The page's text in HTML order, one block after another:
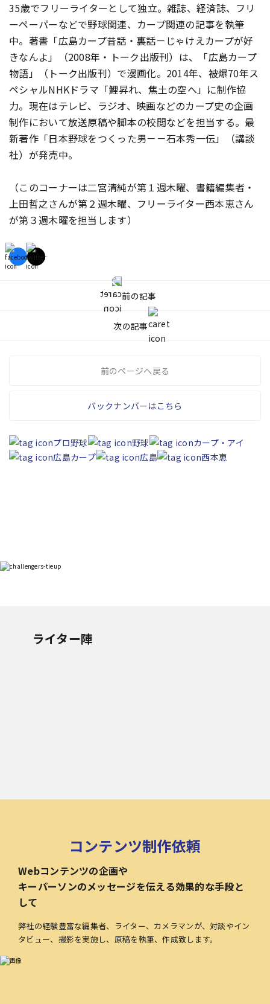
35歳でフリーライターとして独立。雑誌、経済誌、フリ
ーペーパーなどで野球関連、カープ関連の記事を執筆
中。著書「広島カープ昔話・裏話－じゃけえカープが好
きなんよ」（2008年・トーク出版刊）は、「広島カープ
物語」（トーク出版刊）で漫画化。2014年、被爆70年ス
ペシャルNHKドラマ「鯉昇れ、焦土の空へ」に制作協
力。現在はテレビ、ラジオ、映画などのカープ史の企画
制作において放送原稿や脚本の校閲などを担当する。最
新著作「日本野球をつくった男－－石本秀一伝」（講談
社）が発売中。
（このコーナーは二宮清純が第１週木曜、書籍編集者・
上田哲之さんが第２週木曜、フリーライター西本恵さん
が第３週木曜を担当します）
前の記事
次の記事
前のページへ戻る
バックナンバーはこちら
プロ野球 野球
カープ・アイ
広島カープ
広島 西本恵
ライター陣
コンテンツ制作依頼
Webコンテンツの企画や
キーパーソンのメッセージを伝える効果的な手段と
して
弊社の経験豊富な編集者、ライター、カメラマンが、対談やイン
タビュー、撮影を実施し、原稿を執筆、作成致します。